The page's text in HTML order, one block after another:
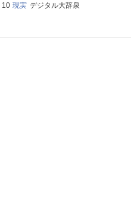
現実 デジタル大辞泉